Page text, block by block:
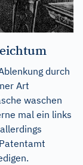
durch
Art
waschen
mal ein links